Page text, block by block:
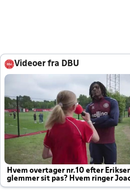
Videoer fra DBU
Hvem overtager nr.10 efter
glemmer sit pas? Hvem ringer
altid til efter kampe?